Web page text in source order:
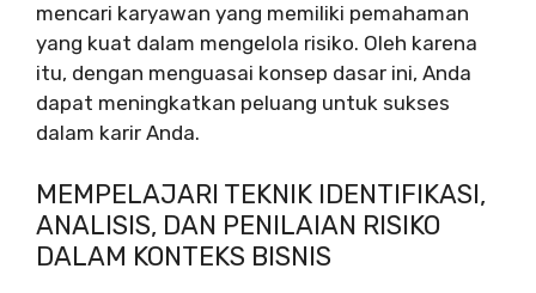
mencari karyawan yang memiliki pemahaman
yang kuat dalam mengelola risiko. Oleh karena
itu, dengan menguasai konsep dasar ini, Anda
dapat meningkatkan peluang untuk sukses
dalam karir Anda.
MEMPELAJARI TEKNIK IDENTIFIKASI,
ANALISIS, DAN PENILAIAN RISIKO
DALAM KONTEKS BISNIS